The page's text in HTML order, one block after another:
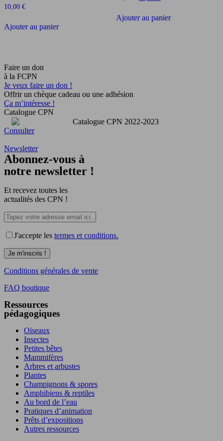
10,00 €
Ajouter au panier
était :
actuel
est :
Ajouter au panier
Faire un don
à la FCPN
Je veux faire un don !
Offrir un chèque cadeau ou une adhésion
Ça m’intéresse !
Catalogue CPN
Consulter
Newsletter
Abonnez-vous à
notre newsletter !
Et recevez toutes les
actualités des CPN !
J'accepte les termes et conditions.
Conditions générales de vente
FAQ boutique
Ressources
pédagogiques
Oiseaux
Insectes
Petites bêtes
Mammifères
Arbres et arbustes
Plantes
Champignons & spores
Amphibiens & reptiles
Au bord de l’eau
Pratiques d’animation
Prêts d’expositions
Autres ressources